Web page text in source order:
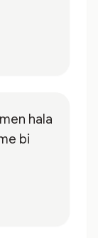
hala
bi